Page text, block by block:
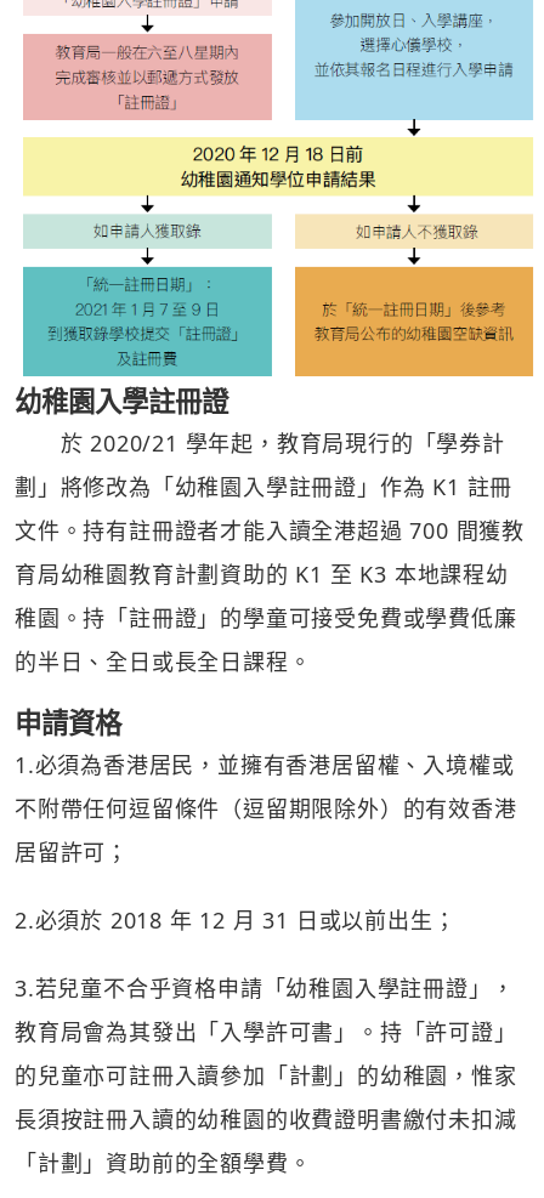
幼稚園入學註冊證
於 2020/21 學年起，教育局現行的「學券計
劃」將修改為「幼稚園入學註冊證」作為 K1 註冊
文件。持有註冊證者才能入讀全港超過 700 間獲教
育局幼稚園教育計劃資助的 K1 至 K3 本地課程幼
稚園。持「註冊證」的學童可接受免費或學費低廉
的半日、全日或長全日課程。
申請資格
1.必須為香港居民，並擁有香港居留權、入境權或
不附帶任何逗留條件（逗留期限除外）的有效香港
居留許可；
2.必須於 2018 年 12 月 31 日或以前出生；
3.若兒童不合乎資格申請「幼稚園入學註冊證」，
教育局會為其發出「入學許可書」。持「許可證」
的兒童亦可註冊入讀參加「計劃」的幼稚園，惟家
長須按註冊入讀的幼稚園的收費證明書繳付未扣減
「計劃」資助前的全額學費。